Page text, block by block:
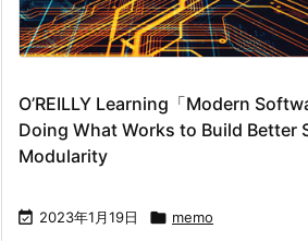
O’REILLY Learning「Modern
Doing What Works to Build Better
Modularity
 2023年1月19日  memo